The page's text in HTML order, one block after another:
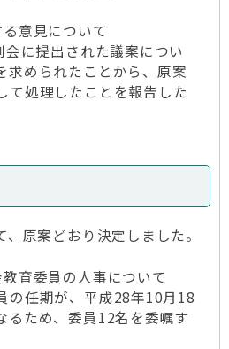
意見について
に提出された議案につい
求められたことから、原案
て処理したことを報告した
原案どおり決定しました。
育委員の人事について
の任期が、平成28年10月18
るため、委員12名を委嘱す